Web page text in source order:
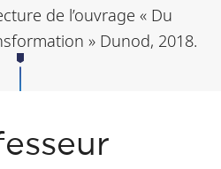
de l’ouvrage « Du
» Dunod, 2018.